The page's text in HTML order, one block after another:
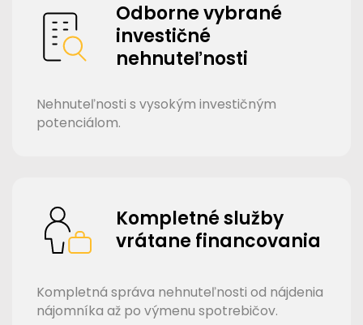
Odborne vybrané
investičné
nehnuteľnosti
Nehnuteľnosti s vysokým investičným
potenciálom.
Kompletné služby
vrátane financovania
Kompletná správa nehnuteľnosti od nájdenia
nájomníka až po výmenu spotrebičov.